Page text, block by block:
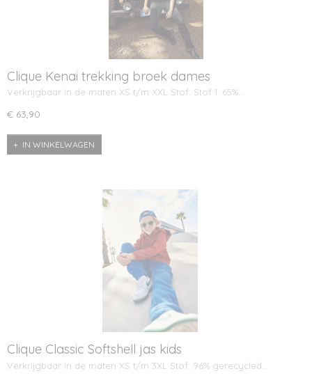
Clique Kenai trekking broek dames
Verkrijgbaar in de maten XS t/m XXL Stof: Stof 1: 65%…
€ 63,90
IN WINKELWAGEN
Clique Classic Softshell jas kids
Verkrijgbaar in de maten XS t/m 3XL Stof: 96% gerecycled…